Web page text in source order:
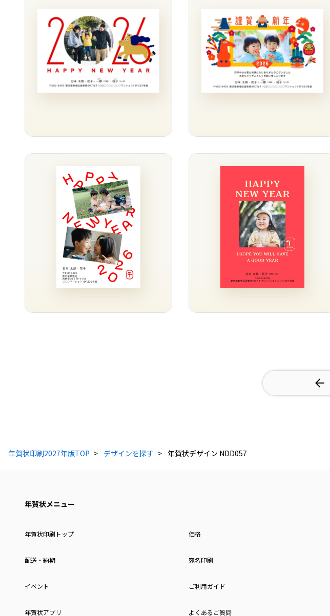
年賀状印刷2027年版TOP デザインを探す 年賀状デザイン NDD057
年賀状メニュー
年賀状印刷トップ 価格
配送・納期 宛名印刷
イベント ご利用ガイド
年賀状アプリ よくあるご質問